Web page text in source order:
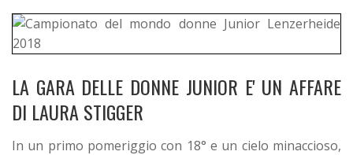
LA GARA DELLE DONNE JUNIOR E' UN AFFARE
DI LAURA STIGGER
In un primo pomeriggio con 18° e un cielo minaccioso,